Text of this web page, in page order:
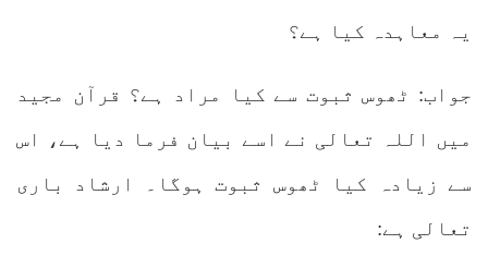
یہ معاہدہ کیا ہے؟
جواب: ٹھوس ثبوت سے کیا مراد ہے؟ قرآن مجید
میں اللہ تعالی نے اسے بیان فرما دیا ہے، اس
سے زیادہ کیا ٹھوس ثبوت ہوگا۔ ارشاد باری
تعالی ہے: